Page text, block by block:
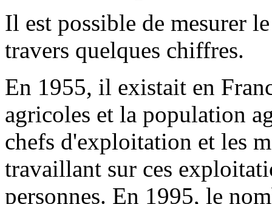
Il est possible de mesurer
travers quelques chiffres.
En 1955, il existait en
agricoles et la population
chefs d'exploitation et les
travaillant sur ces
personnes. En 1995, le